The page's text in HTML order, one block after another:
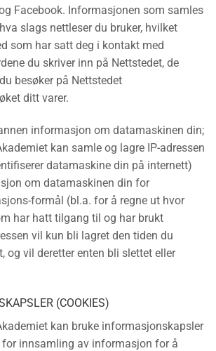
Facebook. Informasjonen som samles
slags nettleser du bruker, hvilket
som har satt deg i kontakt med
du skriver inn på Nettstedet, de
besøker på Nettstedet
ditt varer.
informasjon om datamaskinen din;
kan samle og lagre IP-adressen
datamaskine din på internett)
om datamaskinen din for
formål (bl.a. for å regne ut hvor
har hatt tilgang til og har brukt
vil kun bli lagret den tiden du
og vil deretter enten bli slettet eller
(COOKIES)
kan bruke informasjonskapsler
for innsamling av informasjon for å